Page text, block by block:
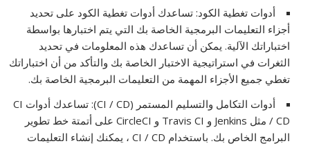
أدوات تغطية الكود: تساعدك أدوات تغطية الكود على تحديد
أجزاء التعليمات البرمجية الخاصة بك التي يتم اختبارها بواسطة
اختباراتك الآلية. يمكن أن تساعدك هذه المعلومات في تحديد
الثغرات في استراتيجية الاختبار الخاصة بك والتأكد من أن اختباراتك
تغطي جميع الأجزاء المهمة من التعليمات البرمجية الخاصة بك.
أدوات التكامل والتسليم المستمر (CI / CD): تساعدك أدوات CI
/ CD مثل Jenkins و Travis CI و CircleCI على أتمتة خط تطوير
البرامج الخاص بك. باستخدام CI / CD ، يمكنك إنشاء التعليمات